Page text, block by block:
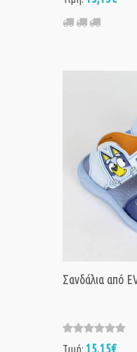
Σανδάλια από
Τιμή: 15,15€